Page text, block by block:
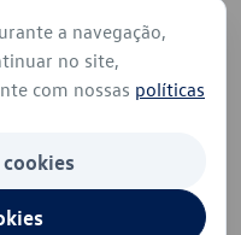
a navegação,
no site,
com nossas políticas